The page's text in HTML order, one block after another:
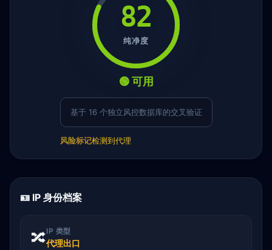
82
纯净度
🟢 可用
基于 16 个独立风控数据库的交叉验证
风险标记检测到代理
🪪 IP 身份档案
🔀IP 类型
代理出口